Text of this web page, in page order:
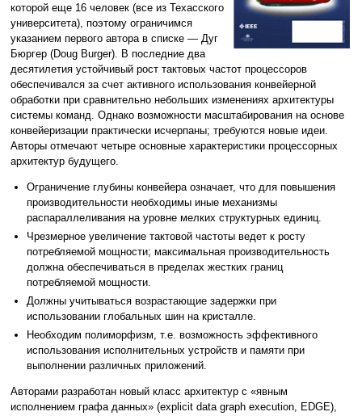
которой еще 16 человек (все из Техасского
университета), поэтому ограничимся
указанием первого автора в списке — Дуг
Бюргер (Doug Burger). В последние два
десятилетия устойчивый рост тактовых частот процессоров
обеспечивался за счет активного использования конвейерной
обработки при сравнительно небольших изменениях архитектуры
системы команд. Однако возможности масштабирования на основе
конвейеризации практически исчерпаны; требуются новые идеи.
Авторы отмечают четыре основные характеристики процессорных
архитектур будущего.
Ограничение глубины конвейера означает, что для повышения
производительности необходимы иные механизмы
распараллеливания на уровне мелких структурных единиц.
Чрезмерное увеличение тактовой частоты ведет к росту
потребляемой мощности; максимальная производительность
должна обеспечиваться в пределах жестких границ
потребляемой мощности.
Должны учитываться возрастающие задержки при
использовании глобальных шин на кристалле.
Необходим полиморфизм, т.е. возможность эффективного
использования исполнительных устройств и памяти при
выполнении различных приложений.
Авторами разработан новый класс архитектур с «явным
исполнением графа данных» (explicit data graph execution, EDGE),